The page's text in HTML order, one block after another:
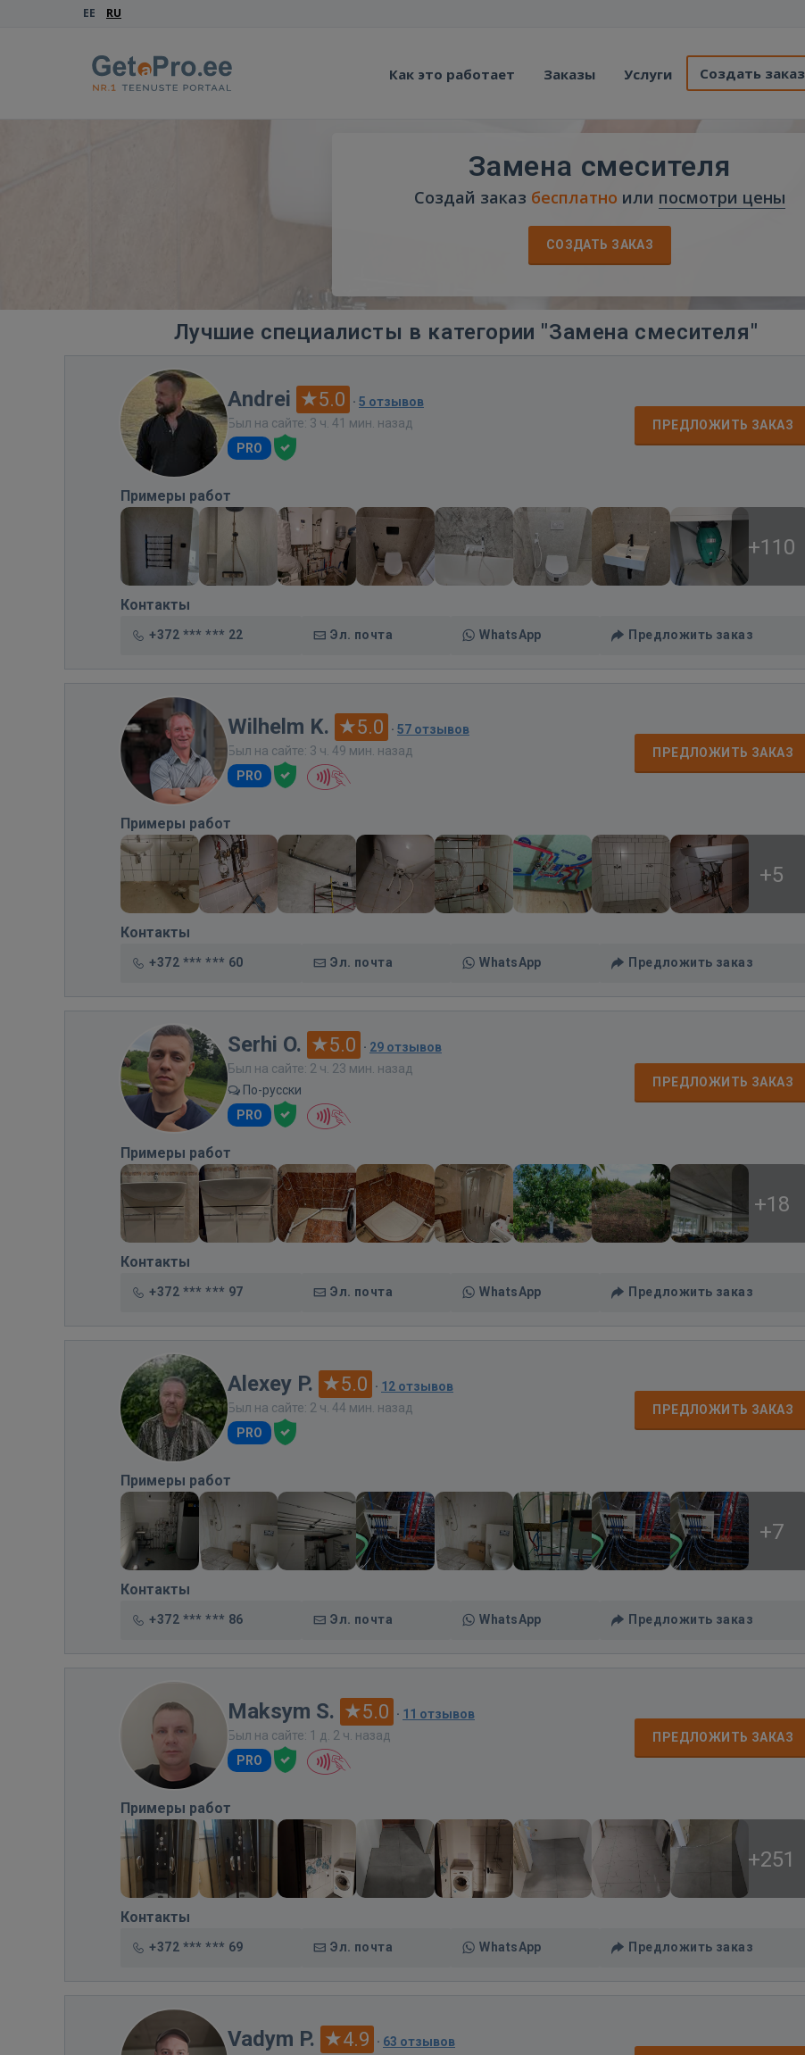
EE RU
Как это работает Заказы Услуги Создать заказ
Замена смесителя
Создай заказ бесплатно или посмотри цены
СОЗДАТЬ ЗАКАЗ
Лучшие специалисты в категории "Замена смесителя"
Andrei 5.0 · 5 отзывов
Был на сайте: 3 ч. 41 мин. назад
PRO
ПРЕДЛОЖИТЬ ЗАКАЗ
Примеры работ
+110
Контакты
+372 *** *** 22 Эл. почта WhatsApp Предложить заказ
Wilhelm K. 5.0 · 57 отзывов
Был на сайте: 3 ч. 49 мин. назад
PRO
ПРЕДЛОЖИТЬ ЗАКАЗ
Примеры работ
+5
Контакты
+372 *** *** 60 Эл. почта WhatsApp Предложить заказ
Serhi O. 5.0 · 29 отзывов
Был на сайте: 2 ч. 23 мин. назад
По-русски
PRO
ПРЕДЛОЖИТЬ ЗАКАЗ
Примеры работ
+18
Контакты
+372 *** *** 97 Эл. почта WhatsApp Предложить заказ
Alexey P. 5.0 · 12 отзывов
Был на сайте: 2 ч. 44 мин. назад
PRO
ПРЕДЛОЖИТЬ ЗАКАЗ
Примеры работ
+7
Контакты
+372 *** *** 86 Эл. почта WhatsApp Предложить заказ
Maksym S. 5.0 · 11 отзывов
Был на сайте: 1 д. 2 ч. назад
PRO
ПРЕДЛОЖИТЬ ЗАКАЗ
Примеры работ
+251
Контакты
+372 *** *** 69 Эл. почта WhatsApp Предложить заказ
Vadym P. 4.9 · 63 отзывов